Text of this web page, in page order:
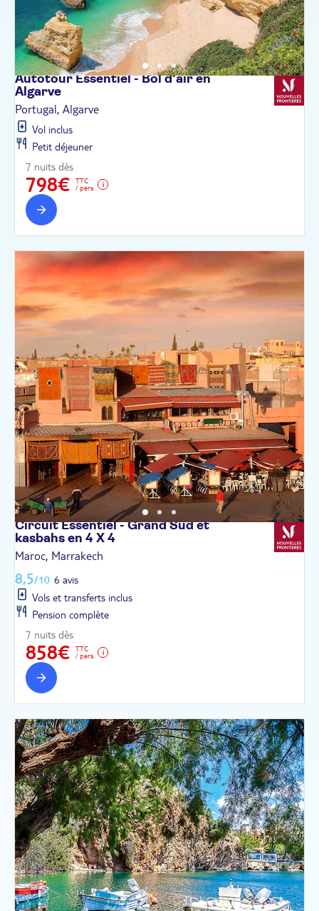
Autotour Essentiel - Bol d'air en
Algarve
Portugal, Algarve
Vol inclus
Petit déjeuner
7 nuits dès
798€
TTC
/ pers.
Circuit Essentiel - Grand Sud et
kasbahs en 4 X 4
Maroc, Marrakech
8,5/10 6 avis
Vols et transferts inclus
Pension complète
7 nuits dès
858€
TTC
/ pers.